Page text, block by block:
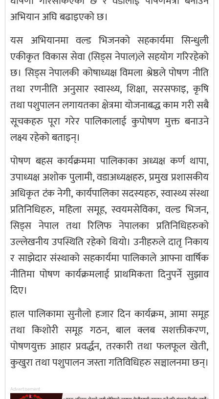
अभियान अघि बढाइएको छ।
यस अभियानमा वल्ड भिजनको सहकार्यमा सिन्धुली
एकीकृत विकास सेवा (सिड्स नेपाल)ले सहयोग गरिरहेको
छ। सिड्स नेपालकी कोषाध्यक्ष विमला श्रेष्ठले पोषण नीति
तथा रणनीति अनुसार स्वास्थ्य, शिक्षा, सरसफाइ, कृषि
तथा पशुपालन लगायतका क्षेत्रमा योजनाबद्ध काम गरी सबै
सूचकहरु पूरा गरेर पालिकालाई कुपोषण मुक्त बनाउने
लक्ष्य रहेको बताइन्।
पोषण बहस कार्यक्रममा पालिकाका अध्यक्ष कर्ण थापा,
उपाध्यक्ष अशोक पुलामी, वडाअध्यक्षहरु, प्रमुख प्रशासकीय
अधिकृत टंक नेगी, कार्यपालिका सदस्यहरु, स्वास्थ्य संस्था
प्रतिनिधिहरु, महिला समूह, स्वयमसेविका, वल्ड भिजन,
सिड्स नेपाल तथा रिलिफ नेपालका प्रतिनिधिहरुको
उल्लेखनीय उपस्थिति रहेको थियो। उनीहरुले दातृ निकाय
र साझेदार संस्थाको सहकार्यमा पालिकाले आफ्ना वार्षिक
नीतिमा पोषण कार्यक्रमलाई प्राथमिकता दिनुपर्ने सुझाव
दिए।
हाल पालिकामा सुनौलो हजार दिन कार्यक्रम, आमा समूह
तथा किशोरी समूह गठन, बाल क्लब सशक्तीकरण,
पोषणयुक्त आहार प्रवर्द्धन, तरकारी तथा फलफूल खेती,
कुखुरा तथा पशुपालन जस्ता गतिविधिहरु सञ्चालनमा छन्।
Advertisement